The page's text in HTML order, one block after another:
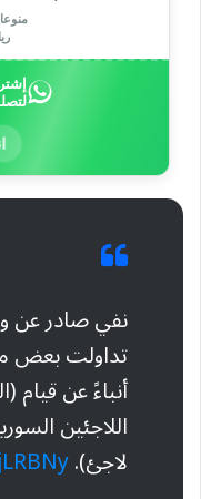
نفي صادر عن
تداولت بعض
أنباءً عن قيام
لاجئ).